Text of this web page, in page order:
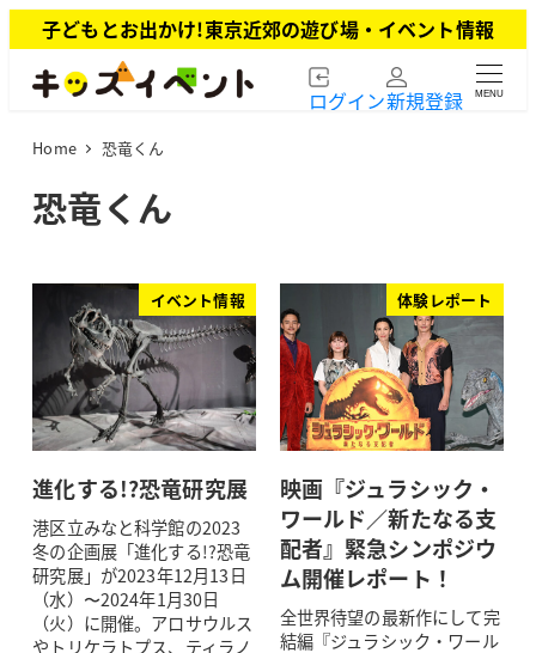
イ
子どもとお出かけ!東京近郊の遊び場・イベント情報
ログイン新規登録 MENU
Home 恐竜くん
恐竜くん
イベント情報
進化する!?恐竜研究展
港区立みなと科学館の2023
冬の企画展「進化する!?恐竜
研究展」が2023年12月13日
（水）〜2024年1月30日
（火）に開催。アロサウルス
やトリケラトプス、ティラノ
体験レポート
映画『ジュラシック・
ワールド／新たなる支
配者』緊急シンポジウ
ム開催レポート！
全世界待望の最新作にして完
結編『ジュラシック・ワール